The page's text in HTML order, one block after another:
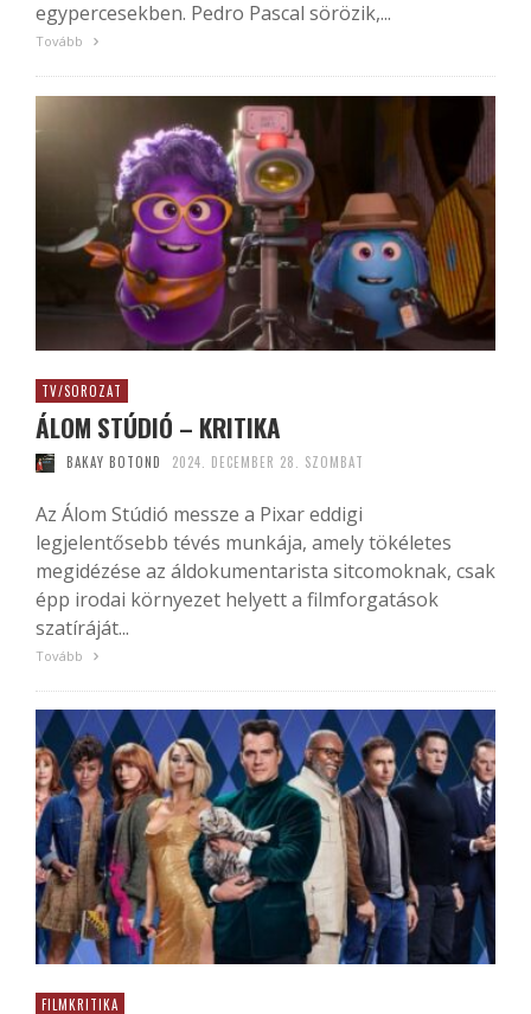
egypercesekben. Pedro Pascal sörözik,...
Tovább
TV/SOROZAT
ÁLOM STÚDIÓ – KRITIKA
BAKAY BOTOND 2024. DECEMBER 28. SZOMBAT
Az Álom Stúdió messze a Pixar eddigi
legjelentősebb tévés munkája, amely tökéletes
megidézése az áldokumentarista sitcomoknak, csak
épp irodai környezet helyett a filmforgatások
szatíráját...
Tovább
FILMKRITIKA